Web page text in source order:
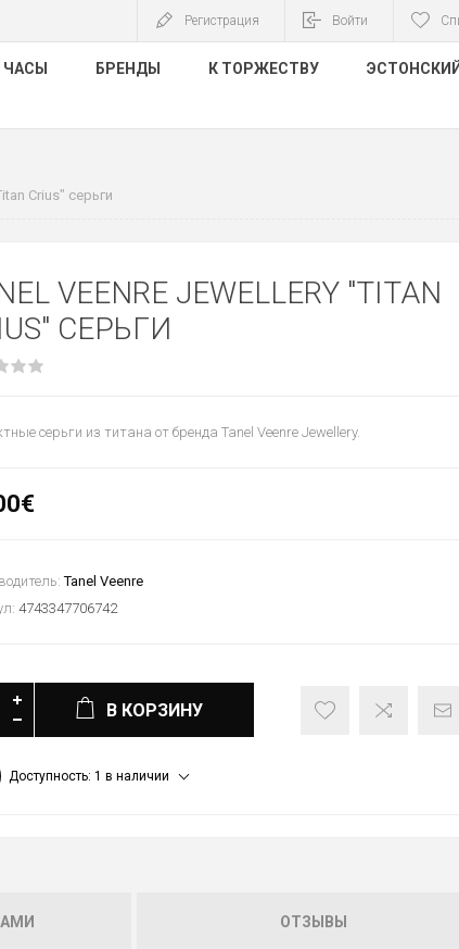
Регистрация Войти
ЧАСЫ БРЕНДЫ К ТОРЖЕСТВУ
Crius" серьги
VEENRE JEWELLERY "TITAN
СЕРЬГИ
серьги из титана от бренда Tanel Veenre Jewellery.
Tanel Veenre
4743347706742
В КОРЗИНУ
Доступность: 1 в наличии
ОТЗЫВЫ